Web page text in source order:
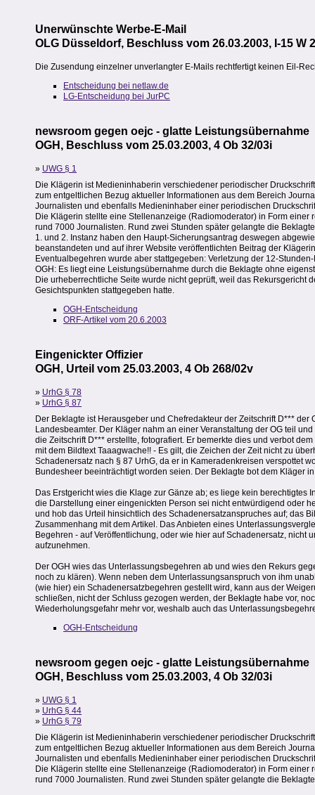
Unerwünschte Werbe-E-Mail
OLG Düsseldorf, Beschluss vom 26.03.2003, I-15 W
Die Zusendung einzelner unverlangter E-Mails rechtfertigt keinen Eil-
Entscheidung bei netlaw.de
LG-Entscheidung bei JurPC
newsroom gegen oejc - glatte Leistungsübernahme
OGH, Beschluss vom 25.03.2003, 4 Ob 32/03i
» UWG § 1
Die Klägerin ist Medieninhaberin verschiedener periodischer
zum entgeltlichen Bezug aktueller Informationen aus dem Bereich
Journalisten und ebenfalls Medieninhaber einer periodischen
Die Klägerin stellte eine Stellenanzeige (Radiomoderator) in Form
rund 7000 Journalisten. Rund zwei Stunden später gelangte die
1. und 2. Instanz haben den Haupt-Sicherungsantrag deswegen
beanstandeten und auf ihrer Website veröffentlichten Beitrag der
Eventualbegehren wurde aber stattgegeben: Verletzung der 12-
OGH: Es liegt eine Leistungsübernahme durch die Beklagte ohne
Die urheberrechtliche Seite wurde nicht geprüft, weil das
Gesichtspunkten stattgegeben hatte.
OGH-Entscheidung
ORF-Artikel vom 20.6.2003
Eingenickter Offizier
OGH, Urteil vom 25.03.2003, 4 Ob 268/02v
» UrhG § 78
» UrhG § 87
Der Beklagte ist Herausgeber und Chefredakteur der Zeitschrift D***
Landesbeamter. Der Kläger nahm an einer Veranstaltung der OG teil
die Zeitschrift D*** erstellte, fotografiert. Er bemerkte dies und verbot
mit dem Bildtext Taaagwache!! - Es gilt, die Zeichen der Zeit nicht zu
Schadenersatz nach § 87 UrhG, da er in Kameradenkreisen verspottet
Bundesheer beeinträchtigt worden seien. Der Beklagte bot dem Kläger
Das Erstgericht wies die Klage zur Gänze ab; es liege kein
die Darstellung einer eingenickten Person sei nicht entwürdigend oder
und hob das Urteil hinsichtlich des Schadenersatzanspruches auf; das
Zusammenhang mit dem Artikel. Das Anbieten eines
Begehren - auf Veröffentlichung, oder wie hier auf Schadenersatz, nicht
aufzunehmen.
Der OGH wies das Unterlassungsbegehren ab und wies den Rekurs
noch zu klären). Wenn neben dem Unterlassungsanspruch von ihm
(wie hier) ein Schadenersatzbegehren gestellt wird, kann aus der
schließen, nicht der Schluss gezogen werden, der Beklagte habe vor,
Wiederholungsgefahr mehr vor, weshalb auch das
OGH-Entscheidung
newsroom gegen oejc - glatte Leistungsübernahme
OGH, Beschluss vom 25.03.2003, 4 Ob 32/03i
» UWG § 1
» UrhG § 44
» UrhG § 79
Die Klägerin ist Medieninhaberin verschiedener periodischer
zum entgeltlichen Bezug aktueller Informationen aus dem Bereich
Journalisten und ebenfalls Medieninhaber einer periodischen
Die Klägerin stellte eine Stellenanzeige (Radiomoderator) in Form
rund 7000 Journalisten. Rund zwei Stunden später gelangte die